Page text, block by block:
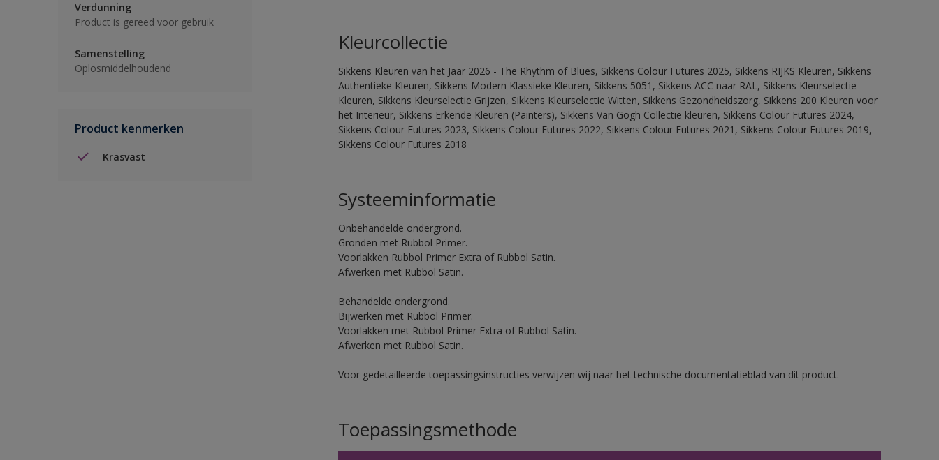
Verdunning
Product is gereed voor gebruik
Samenstelling
Oplosmiddelhoudend
Product kenmerken
Krasvast
Kleurcollectie
Sikkens Kleuren van het Jaar 2026 - The Rhythm of Blues, Sikkens Colour Futures 2025, Sikkens RIJKS Kleuren, Sikkens
Authentieke Kleuren, Sikkens Modern Klassieke Kleuren, Sikkens 5051, Sikkens ACC naar RAL, Sikkens Kleurselectie
Kleuren, Sikkens Kleurselectie Grijzen, Sikkens Kleurselectie Witten, Sikkens Gezondheidszorg, Sikkens 200 Kleuren voor
het Interieur, Sikkens Erkende Kleuren (Painters), Sikkens Van Gogh Collectie kleuren, Sikkens Colour Futures 2024,
Sikkens Colour Futures 2023, Sikkens Colour Futures 2022, Sikkens Colour Futures 2021, Sikkens Colour Futures 2019,
Sikkens Colour Futures 2018
Systeeminformatie
Onbehandelde ondergrond.
Gronden met Rubbol Primer.
Voorlakken Rubbol Primer Extra of Rubbol Satin.
Afwerken met Rubbol Satin.
Behandelde ondergrond.
Bijwerken met Rubbol Primer.
Voorlakken met Rubbol Primer Extra of Rubbol Satin.
Afwerken met Rubbol Satin.
Voor gedetailleerde toepassingsinstructies verwijzen wij naar het technische documentatieblad van dit product.
Toepassingsmethode